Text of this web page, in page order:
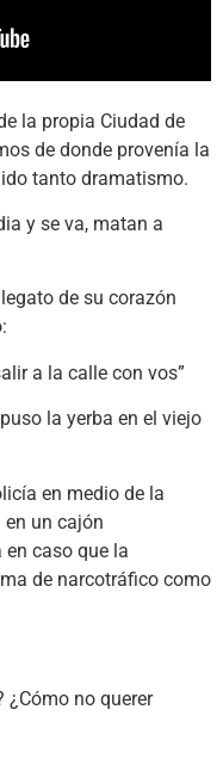
la propia Ciudad de
de donde provenía la
tanto dramatismo.
y se va, matan a
de su corazón
a la calle con vos”
la yerba en el viejo
en medio de la
un cajón
caso que la
de narcotráfico como
¿Cómo no querer